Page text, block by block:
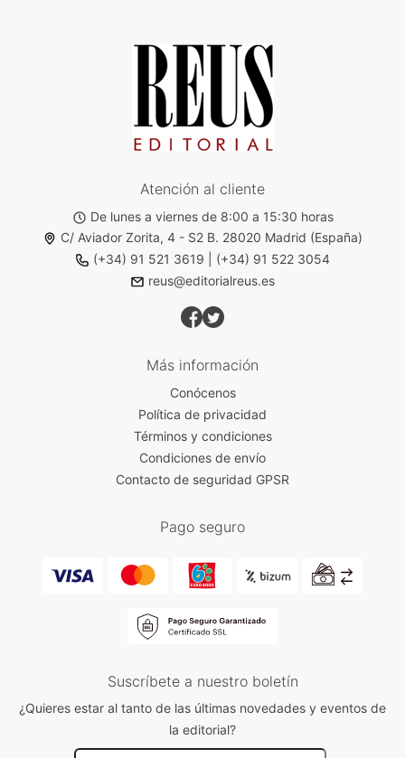
Atención al cliente
De lunes a viernes de 8:00 a 15:30 horas
C/ Aviador Zorita, 4 - S2 B. 28020 Madrid (España)
(+34) 91 521 3619
(+34) 91 522 3054
reus@editorialreus.es
Más información
Conócenos
Política de privacidad
Términos y condiciones
Condiciones de envío
Contacto de seguridad GPSR
Pago seguro
Suscríbete a nuestro boletín
¿Quieres estar al tanto de las últimas novedades y eventos de
la editorial?